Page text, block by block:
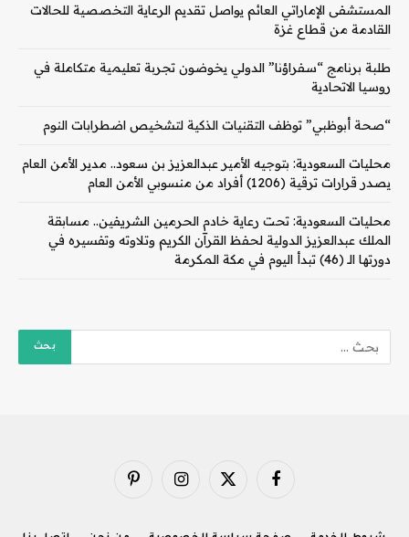
المستشفى الإماراتي العائم يواصل تقديم الرعاية التخصصية للحالات
القادمة من قطاع غزة
طلبة برنامج “سفراؤنا” الدولي يخوضون تجربة تعليمية متكاملة في
روسيا الاتحادية
“صحة أبوظبي” توظف التقنيات الذكية لتشخيص اضطرابات النوم
محليات السعودية: بتوجيه الأمير عبدالعزيز بن سعود.. مدير الأمن العام
يصدر قرارات ترقية (1206) أفراد من منسوبي الأمن العام
محليات السعودية: تحت رعاية خادم الحرمين الشريفين.. مسابقة
الملك عبدالعزيز الدولية لحفظ القرآن الكريم وتلاوته وتفسيره في
دورتها الـ (46) تبدأ اليوم في مكة المكرمة
فيسبوك X
الانستغرامبينتيريست